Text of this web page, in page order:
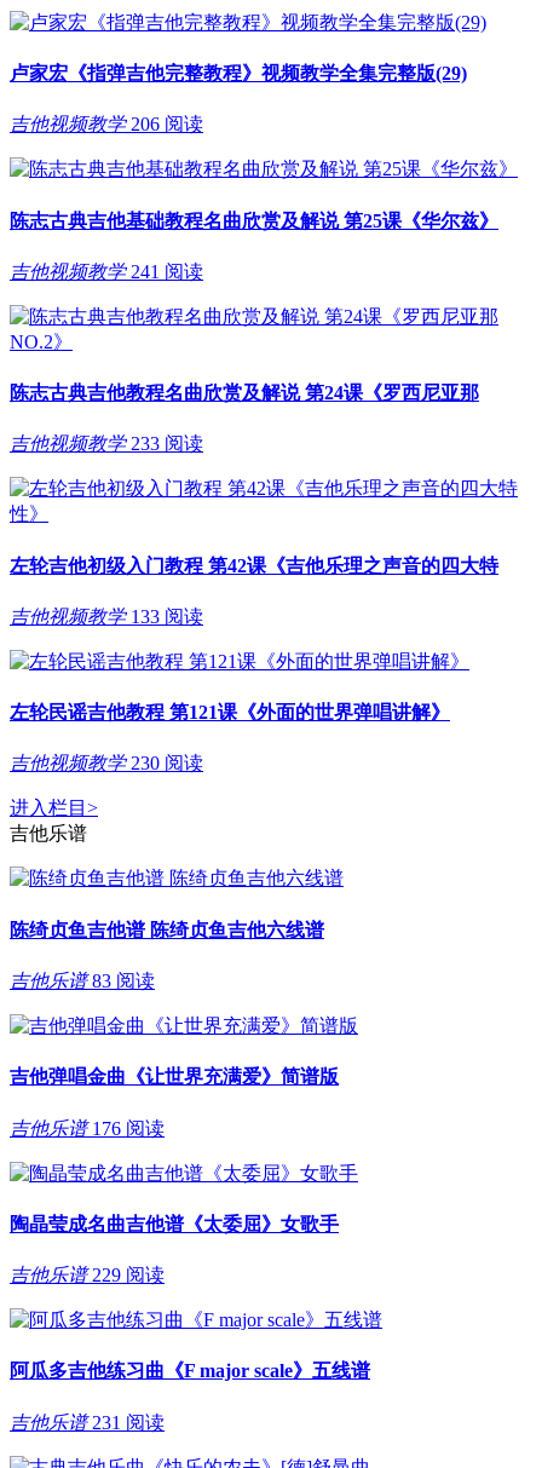
卢家宏《指弹吉他完整教程》视频教学全集完整版(29)
吉他视频教学 206 阅读
陈志古典吉他基础教程名曲欣赏及解说 第25课《华尔兹》
吉他视频教学 241 阅读
陈志古典吉他教程名曲欣赏及解说 第24课《罗西尼亚那
吉他视频教学 233 阅读
左轮吉他初级入门教程 第42课《吉他乐理之声音的四大特
吉他视频教学 133 阅读
左轮民谣吉他教程 第121课《外面的世界弹唱讲解》
吉他视频教学 230 阅读
进入栏目 >
吉他乐谱
陈绮贞鱼吉他谱 陈绮贞鱼吉他六线谱
吉他乐谱 83 阅读
吉他弹唱金曲《让世界充满爱》简谱版
吉他乐谱 176 阅读
陶晶莹成名曲吉他谱《太委屈》女歌手
吉他乐谱 229 阅读
阿瓜多吉他练习曲《F major scale》五线谱
吉他乐谱 231 阅读